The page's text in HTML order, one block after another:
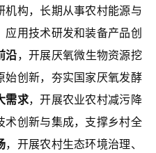
机构，长期从事农村能源与
用技术研发和装备产品创
沿，开展厌氧微生物资源挖
始创新，夯实国家厌氧发酵
需求，开展农业农村减污降
术创新与集成，支撑乡村全
，开展农村生态环境治理、